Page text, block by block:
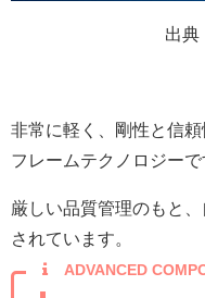
出典
非常に軽く、剛性と信
フレームテクノロジーで
厳しい品質管理のもと
されています。
ADVANCED